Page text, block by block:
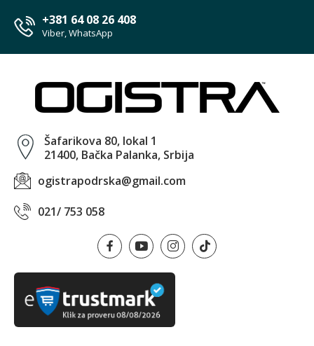
+381 64 08 26 408
Viber, WhatsApp
Šafarikova 80, lokal 1
21400, Bačka Palanka, Srbija
ogistrapodrska@gmail.com
021/ 753 058